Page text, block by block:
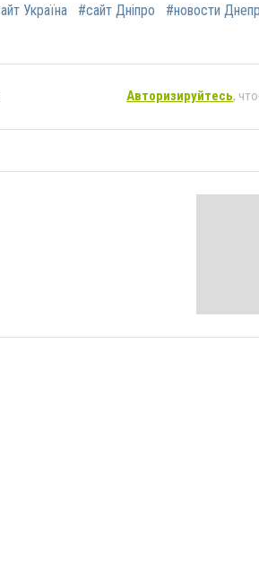
Україна #сайт Дніпро
#новости Днепр
Авторизируйтесь,